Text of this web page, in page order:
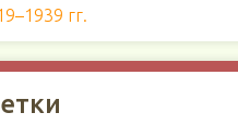
гг.